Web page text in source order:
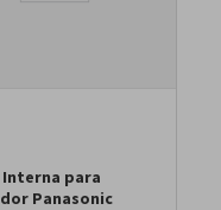
Interna para
Panasonic